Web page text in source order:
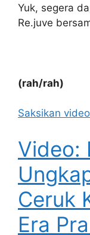
Yuk, segera
Re.juve
(rah/rah)
Saksikan
Video:
Ceruk
Era